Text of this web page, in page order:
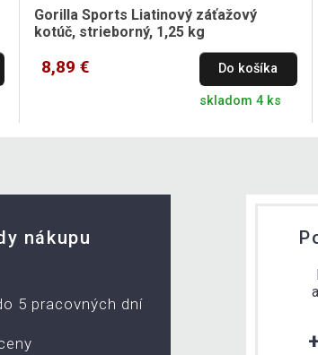
Gorilla Sports Liatinový záťažový
kotúč, strieborný, 1,25 kg
8,89 € Do košíka
skladom 4 ks
nákupu
5 pracovných dní